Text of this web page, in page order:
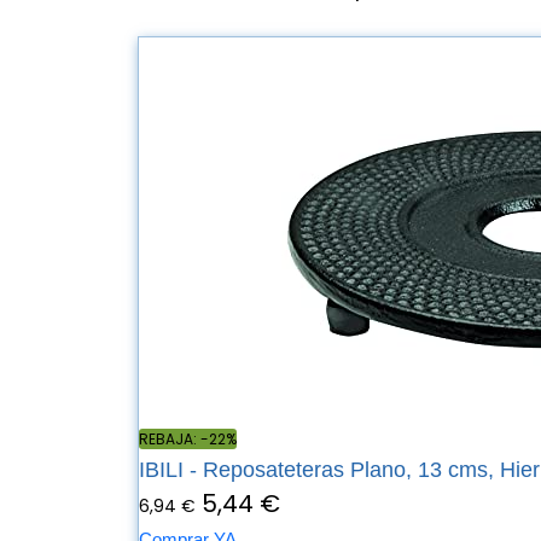
REBAJA: -22%
IBILI - Reposateteras Plano, 13 cms,
6,94 € 5,44 €